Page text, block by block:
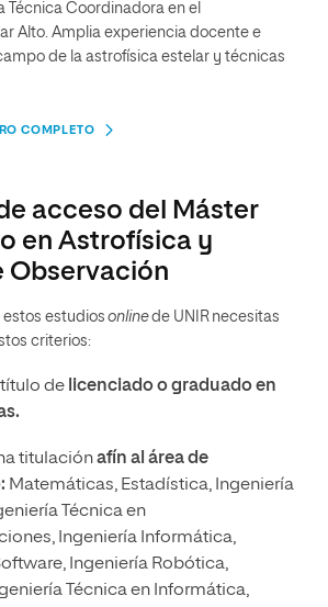
Técnica Coordinadora en el
Alto. Amplia experiencia docente e
de la astrofísica estelar y técnicas
COMPLETO
acceso del Máster
en Astrofísica y
Observación
estos estudios onlinede UNIR necesitas
criterios:
de licenciado o graduado en
titulaciónafín al área de
Matemáticas, Estadística, Ingeniería
Técnica en
Ingeniería Informática,
Ingeniería Robótica,
Técnica en Informática,